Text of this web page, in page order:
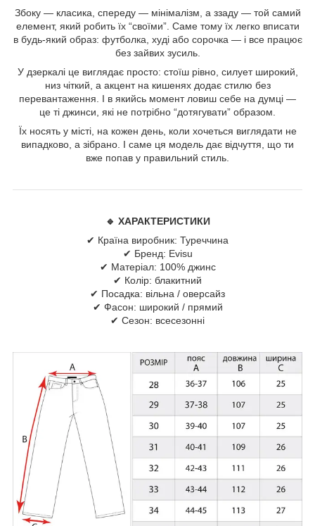
Збоку — класика, спереду — мінімалізм, а ззаду — той самий
елемент, який робить їх “своїми”. Саме тому їх легко вписати
в будь-який образ: футболка, худі або сорочка — і все працює
без зайвих зусиль.
У дзеркалі це виглядає просто: стоїш рівно, силует широкий,
низ чіткий, а акцент на кишенях додає стилю без
перевантаження. І в якийсь момент ловиш себе на думці —
це ті джинси, які не потрібно “дотягувати” образом.
Їх носять у місті, на кожен день, коли хочеться виглядати не
випадково, а зібрано. І саме ця модель дає відчуття, що ти
вже попав у правильний стиль.
🔹 ХАРАКТЕРИСТИКИ
✔ Країна виробник: Туреччина
✔ Бренд: Evisu
✔ Матеріал: 100% джинс
✔ Колір: блакитний
✔ Посадка: вільна / оверсайз
✔ Фасон: широкий / прямий
✔ Сезон: всесезонні